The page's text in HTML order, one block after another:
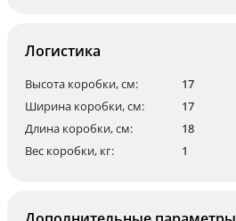
Логистика
Высота коробки, см:
17
Ширина коробки, см:
17
Длина коробки, см:
18
Вес коробки, кг:
1